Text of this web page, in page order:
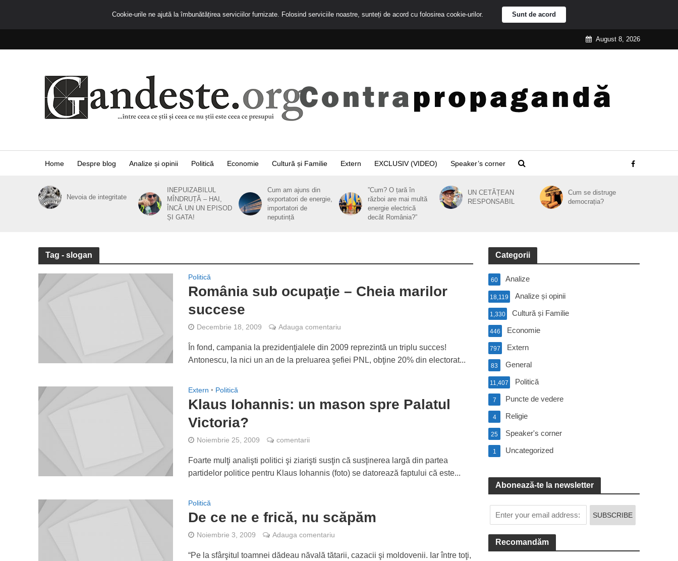
August 8, 2026
Home Despre blog Analize și opinii Politică Economie Cultură și Familie Extern EXCLUSIV (VIDEO) Speaker’s corner
Nevoia de integritate
INEPUIZABILUL
MÎNDRUȚĂ – HAI,
ÎNCĂ UN UN EPISOD
ȘI GATA!
Cum am ajuns din
exportatori de energie,
importatori de
neputință
”Cum? O țară în
război are mai multă
energie electrică
decât România?”
UN CETĂȚEAN
RESPONSABIL
Cum se distruge
democrația?
Tag - slogan
Politică
România sub ocupaţie – Cheia marilor
succese
Decembrie 18, 2009 Adauga comentariu
În fond, campania la prezidenţialele din 2009 reprezintă un triplu succes!
Antonescu, la nici un an de la preluarea şefiei PNL, obţine 20% din electorat...
Extern • Politică
Klaus Iohannis: un mason spre Palatul
Victoria?
Noiembrie 25, 2009 comentarii
Foarte mulţi analişti politici şi ziarişti susţin că susţinerea largă din partea
partidelor politice pentru Klaus Iohannis (foto) se datorează faptului că este...
Politică
De ce ne e frică, nu scăpăm
Noiembrie 3, 2009 Adauga comentariu
“Pe la sfârşitul toamnei dădeau năvală tătarii, cazacii şi moldovenii. Iar între toţi,
Categorii
Analize
60
Analize și opinii
18,119
Cultură și Familie
1,330
Economie
446
Extern
797
General
83
Politică
11,407
Puncte de vedere
7
Religie
4
Speaker's corner
25
Uncategorized
1
Abonează-te la newsletter
Recomandăm
Cookie-urile ne ajută la îmbunătățirea serviciilor furnizate. Folosind serviciile noastre, sunteți de acord cu folosirea cookie-urilor. Sunt de acord